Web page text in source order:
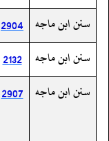
سنن ابن ماجه 2904
سنن ابن ماجه
2132
سنن ابن ماجه 2907